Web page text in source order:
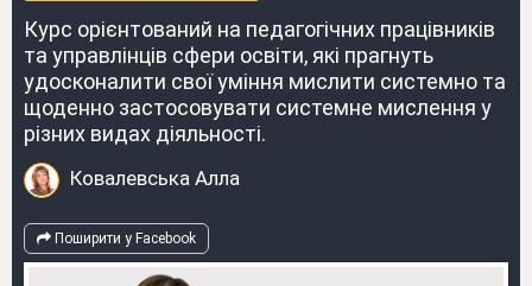
Курс орієнтований на педагогічних працівників
та управлінців сфери освіти, які прагнуть
удосконалити свої уміння мислити системно та
щоденно застосовувати системне мислення у
різних видах діяльності.
Ковалевська Алла
Поширити у Facebook